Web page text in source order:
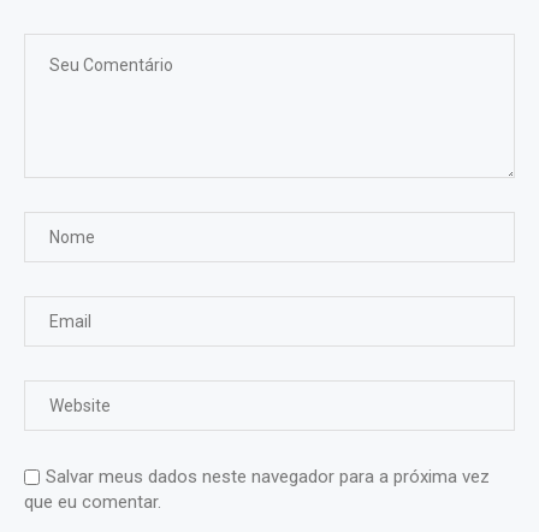
Salvar meus dados neste navegador para a próxima vez
que eu comentar.